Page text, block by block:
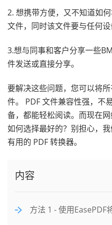
2. 想携带方便，又不知道如
文件，同时该文件要与任何设
3.想与同事和客户分享一些
件发送或直接分享。
要解决这些问题，您可以将
件。 PDF 文件兼容性强，不
备，都能轻松阅读。而现在网
如何选择最好的？别担心，
有用的 PDF 转换器。
内容
方法 1 - 使用EasePDF